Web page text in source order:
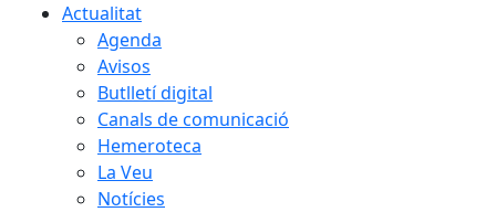
Actualitat
Agenda
Avisos
Butlletí digital
Canals de comunicació
Hemeroteca
La Veu
Notícies